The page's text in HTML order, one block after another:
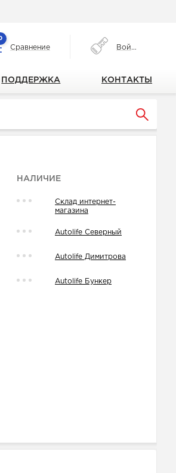
Сравнение Войти
ПОДДЕРЖКА КОНТАКТЫ
НАЛИЧИЕ
Склад интернет-
магазина
Autolife Северный
Autolife Димитрова
Autolife Бункер